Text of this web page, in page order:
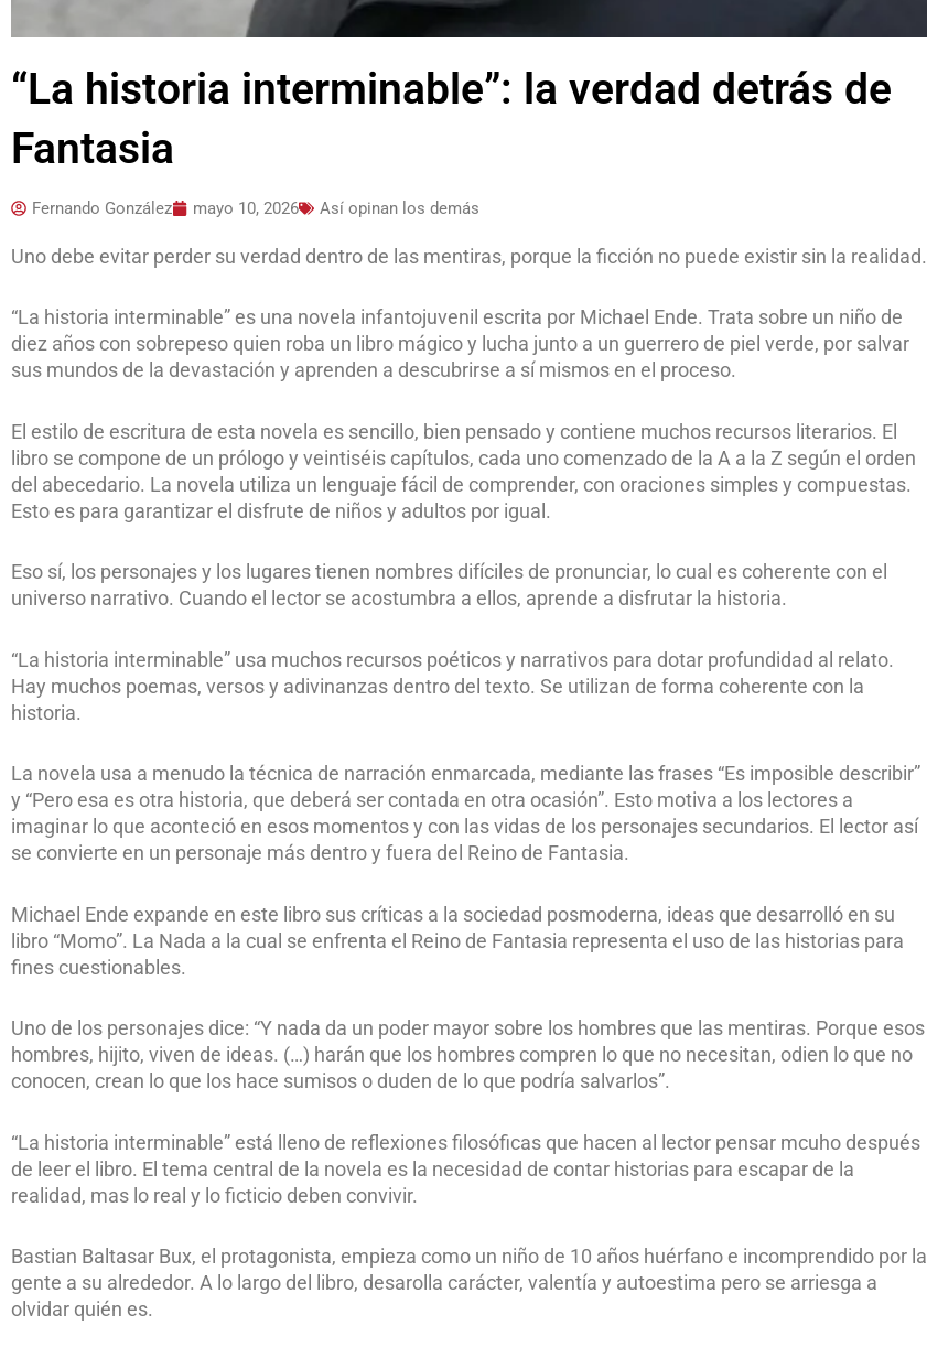
“La historia interminable”: la verdad detrás de
Fantasia
Fernando González mayo 10, 2026 Así opinan los demás
Uno debe evitar perder su verdad dentro de las mentiras, porque la ficción no puede existir sin la realidad.
“La historia interminable” es una novela infantojuvenil escrita por Michael Ende. Trata sobre un niño de
diez años con sobrepeso quien roba un libro mágico y lucha junto a un guerrero de piel verde, por salvar
sus mundos de la devastación y aprenden a descubrirse a sí mismos en el proceso.
El estilo de escritura de esta novela es sencillo, bien pensado y contiene muchos recursos literarios. El
libro se compone de un prólogo y veintiséis capítulos, cada uno comenzado de la A a la Z según el orden
del abecedario. La novela utiliza un lenguaje fácil de comprender, con oraciones simples y compuestas.
Esto es para garantizar el disfrute de niños y adultos por igual.
Eso sí, los personajes y los lugares tienen nombres difíciles de pronunciar, lo cual es coherente con el
universo narrativo. Cuando el lector se acostumbra a ellos, aprende a disfrutar la historia.
“La historia interminable” usa muchos recursos poéticos y narrativos para dotar profundidad al relato.
Hay muchos poemas, versos y adivinanzas dentro del texto. Se utilizan de forma coherente con la
historia.
La novela usa a menudo la técnica de narración enmarcada, mediante las frases “Es imposible describir”
y “Pero esa es otra historia, que deberá ser contada en otra ocasión”. Esto motiva a los lectores a
imaginar lo que aconteció en esos momentos y con las vidas de los personajes secundarios. El lector así
se convierte en un personaje más dentro y fuera del Reino de Fantasia.
Michael Ende expande en este libro sus críticas a la sociedad posmoderna, ideas que desarrolló en su
libro “Momo”. La Nada a la cual se enfrenta el Reino de Fantasia representa el uso de las historias para
fines cuestionables.
Uno de los personajes dice: “Y nada da un poder mayor sobre los hombres que las mentiras. Porque esos
hombres, hijito, viven de ideas. (…) harán que los hombres compren lo que no necesitan, odien lo que no
conocen, crean lo que los hace sumisos o duden de lo que podría salvarlos”.
“La historia interminable” está lleno de reflexiones filosóficas que hacen al lector pensar mcuho después
de leer el libro. El tema central de la novela es la necesidad de contar historias para escapar de la
realidad, mas lo real y lo ficticio deben convivir.
Bastian Baltasar Bux, el protagonista, empieza como un niño de 10 años huérfano e incomprendido por la
gente a su alrededor. A lo largo del libro, desarolla carácter, valentía y autoestima pero se arriesga a
olvidar quién es.